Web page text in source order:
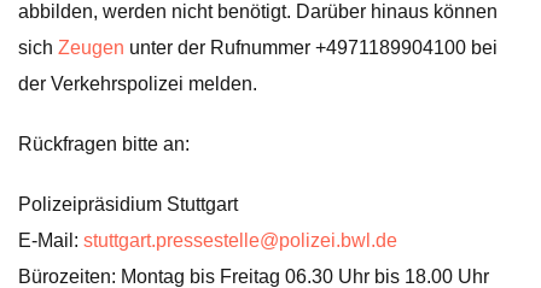
abbilden, werden nicht benötigt. Darüber hinaus können
sich Zeugen unter der Rufnummer +4971189904100 bei
der Verkehrspolizei melden.
Rückfragen bitte an:
Polizeipräsidium Stuttgart
E-Mail: stuttgart.pressestelle@polizei.bwl.de
Bürozeiten: Montag bis Freitag 06.30 Uhr bis 18.00 Uhr